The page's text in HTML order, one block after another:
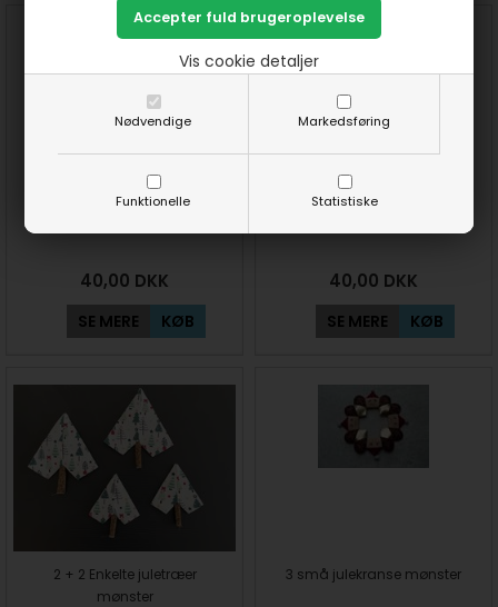
Nødvendige Markedsføring
Funktionelle Statistiske
Vis cookie detaljer
Engle 9 cm mønster
40,00 DKK
SE MERE KØB
3 søde engle mønster
40,00 DKK
SE MERE KØB
2 + 2 Enkelte juletræer
mønster
3 små julekranse mønster